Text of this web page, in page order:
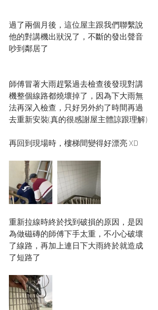
過了兩個月後，這位屋主跟我們聯繫說
他的對講機出狀況了，不斷的發出聲音
吵到鄰居了
師傅冒著大雨趕緊過去檢查後發現對講
機整個線路都燒壞掉了，因為下大雨無
法再深入檢查，只好另外約了時間再過
去重新安裝(真的很感謝屋主體諒跟理解)
再回到現場時，樓梯間變得好漂亮 XD
重新拉線時終於找到破損的原因，是因
為做磁磚的師傅下手太重，不小心破壞
了線路，再加上連日下大雨終於就造成
了短路了